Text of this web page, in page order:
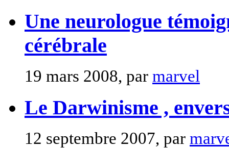
Une neurologue
cérébrale
19 mars 2008, par marvel
Le Darwinisme ,
12 septembre 2007, par